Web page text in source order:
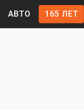
АВТО 165 ЛЕТ